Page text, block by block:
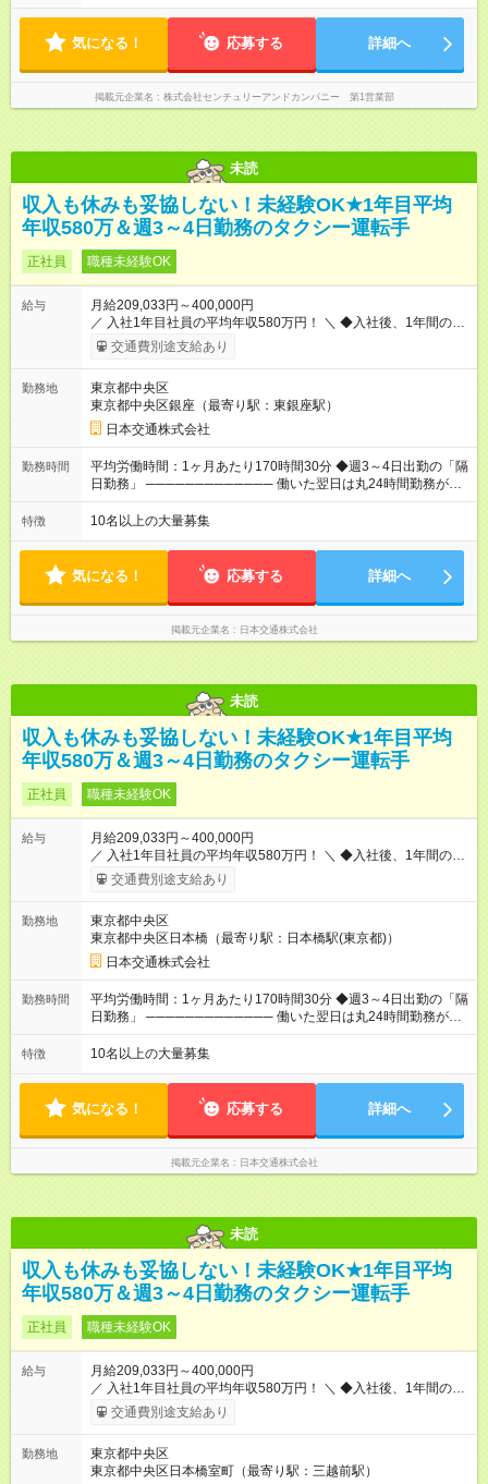
気になる！ 応募する 詳細へ
掲載元企業名 株式会社センチュリーアンドカンパニー 第1営業部
未読
収入も休みも妥協しない！未経験OK★1年目平均
年収580万＆週3～4日勤務のタクシー運転手
正社員 職種未経験OK
給与
月給209,033円～400,000円
／ 入社1年目社員の平均年収580万円！ ＼ ◆入社後、1年間の給
与保証あり！ ─────────────── 乗務にじっくりと慣れて
いただけるよう、売上に関係なく給与を保証します。保証額以
たします。 【入社1～3カ月目】月給40万円保証 【入社4～12カ
月目】月給35万円保証 【入社13カ月以降】月給20万9033円＋
歩合＋賞与年3回 ※上記には、一律支給の手当を含みます。
※「厚生労働省のタクシー運転者の最低賃金計算方法に基づ
く」 ◆業界最高水準の歩合率で還元！ ───────────────
売上の62%が歩合や賞与として還元されるため、頑張った分だ
も！ 【試用期間】試用期間あり 試用期間の長さ：3ヶ月 雇用形
態、給与は本採用時と同じです。 試用期間中の労働条件は本採
用と同じです。
交通費別途支給あり
勤務地
東京都中央区
東京都中央区銀座（最寄り駅：東銀座駅）
日本交通株式会社
勤務時間
平均労働時間：1ヶ月あたり170時間30分 ◆週3～4日出勤の「隔
日勤務」 ───────────── 働いた翌日は丸24時間勤務が入
りません。 ◆最も稼ぎやすい時間帯で勤務
───────────── シフトは、15：00～翌10：00 ※月間労働
7.5h ※残業は基本的にありません 平均労働時間：1ヶ月あたり
170時間30分 ◆週3～4日出勤の「隔日勤務」
───────────── 働いた翌日は丸24時間勤務が入りませ
ん。 ◆最も稼ぎやすい時間帯で勤務 ───────────── シフ
トは、15：00～翌10：00 ※月間労働時間170.5h ※1回の乗務は
15.5h（休憩3h） ※研修中は実働時間7.5h ※残業は基本的にあり
特徴 10名以上の大量募集
気になる！ 応募する 詳細へ
掲載元企業名 日本交通株式会社
未読
収入も休みも妥協しない！未経験OK★1年目平均
年収580万＆週3～4日勤務のタクシー運転手
正社員 職種未経験OK
給与
月給209,033円～400,000円
／ 入社1年目社員の平均年収580万円！ ＼ ◆入社後、1年間の給
与保証あり！ ─────────────── 乗務にじっくりと慣れて
いただけるよう、売上に関係なく給与を保証します。保証額以
たします。 【入社1～3カ月目】月給40万円保証 【入社4～12カ
月目】月給35万円保証 【入社13カ月以降】月給20万9033円＋
歩合＋賞与年3回 ※上記には、一律支給の手当を含みます。
※「厚生労働省のタクシー運転者の最低賃金計算方法に基づ
く」 ◆業界最高水準の歩合率で還元！ ───────────────
売上の62%が歩合や賞与として還元されるため、頑張った分だ
も！ 【試用期間】試用期間あり 試用期間の長さ：3ヶ月 雇用形
態、給与は本採用時と同じです。 試用期間中の労働条件は本採
用と同じです。
交通費別途支給あり
勤務地
東京都中央区
東京都中央区日本橋（最寄り駅：日本橋駅(東京都)）
日本交通株式会社
勤務時間
平均労働時間：1ヶ月あたり170時間30分 ◆週3～4日出勤の「隔
日勤務」 ───────────── 働いた翌日は丸24時間勤務が入
りません。 ◆最も稼ぎやすい時間帯で勤務
───────────── シフトは、15：00～翌10：00 ※月間労働
7.5h ※残業は基本的にありません 平均労働時間：1ヶ月あたり
170時間30分 ◆週3～4日出勤の「隔日勤務」
───────────── 働いた翌日は丸24時間勤務が入りませ
ん。 ◆最も稼ぎやすい時間帯で勤務 ───────────── シフ
トは、15：00～翌10：00 ※月間労働時間170.5h ※1回の乗務は
15.5h（休憩3h） ※研修中は実働時間7.5h ※残業は基本的にあり
特徴 10名以上の大量募集
気になる！ 応募する 詳細へ
掲載元企業名 日本交通株式会社
未読
収入も休みも妥協しない！未経験OK★1年目平均
年収580万＆週3～4日勤務のタクシー運転手
正社員 職種未経験OK
給与
月給209,033円～400,000円
／ 入社1年目社員の平均年収580万円！ ＼ ◆入社後、1年間の給
与保証あり！ ─────────────── 乗務にじっくりと慣れて
いただけるよう、売上に関係なく給与を保証します。保証額以
たします。 【入社1～3カ月目】月給40万円保証 【入社4～12カ
月目】月給35万円保証 【入社13カ月以降】月給20万9033円＋
交通費別途支給あり
勤務地
東京都中央区
東京都中央区日本橋室町（最寄り駅：三越前駅）